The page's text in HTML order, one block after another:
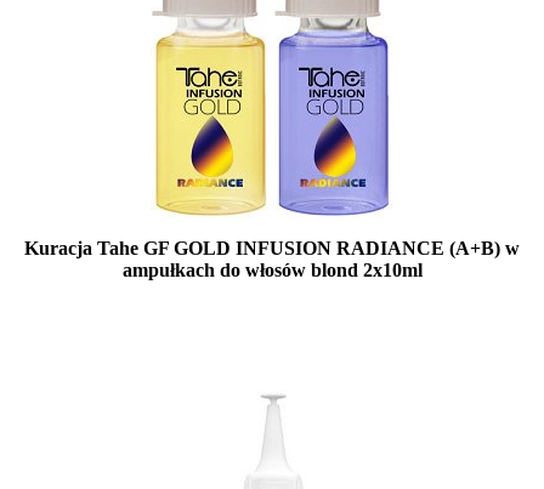
Kuracja Tahe GF GOLD INFUSION RADIANCE (A+B) w
ampułkach do włosów blond 2x10ml